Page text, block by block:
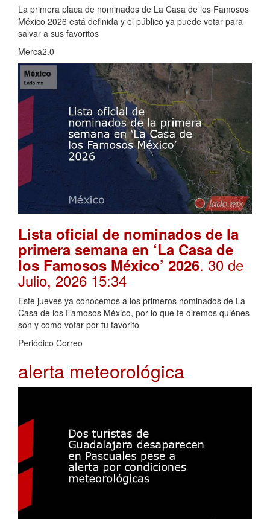
La primera placa de nominados de La Casa de los Famosos
México 2026 está definida y el público ya puede votar para
salvar a sus favoritos
Merca2.0
Lista oficial de nominados de la
primera semana en ‘La Casa de
los Famosos México’ 2026. 30 de
Julio, 2026 15:34
Este jueves ya conocemos a los primeros nominados de La
Casa de los Famosos México, por lo que te diremos quiénes
son y como votar por tu favorito
Periódico Correo
alerta meteorológica